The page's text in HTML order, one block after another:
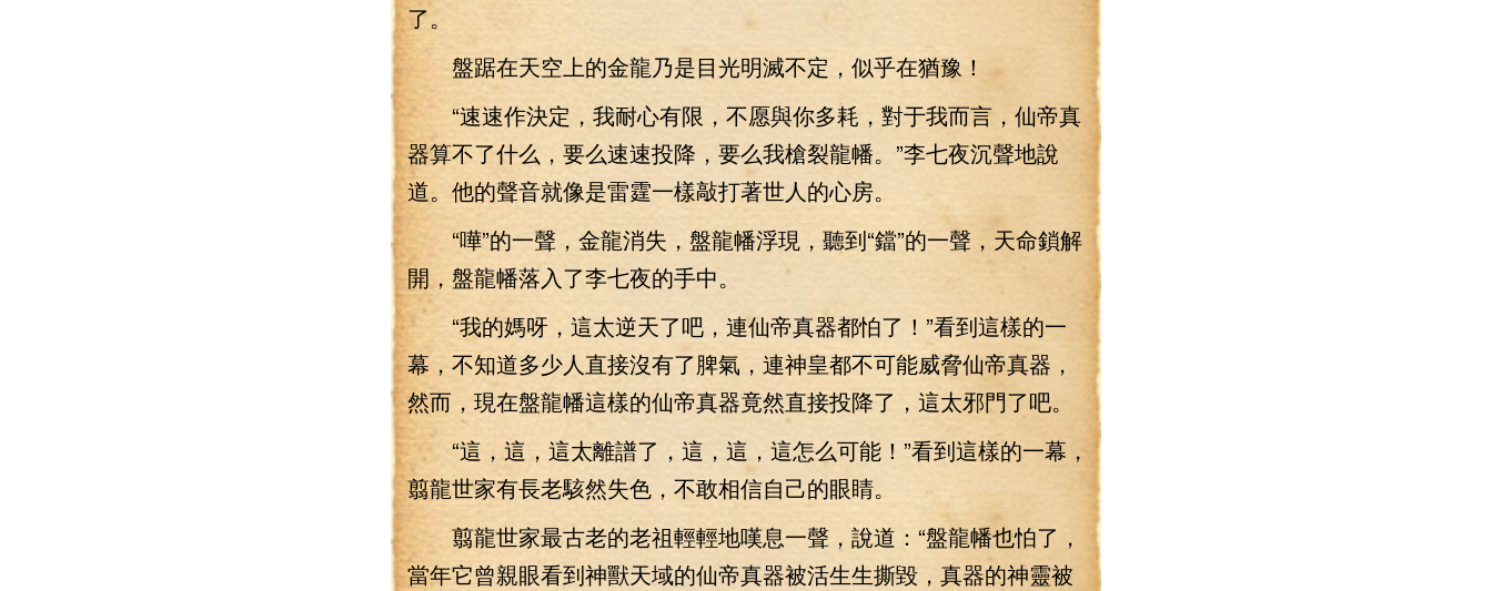
了。
盤踞在天空上的金龍乃是目光明滅不定，似乎在猶豫！
“速速作決定，我耐心有限，不愿與你多耗，對于我而言，仙帝真
器算不了什么，要么速速投降，要么我槍裂龍幡。”李七夜沉聲地說
道。他的聲音就像是雷霆一樣敲打著世人的心房。
“嘩”的一聲，金龍消失，盤龍幡浮現，聽到“鐺”的一聲，天命鎖解
開，盤龍幡落入了李七夜的手中。
“我的媽呀，這太逆天了吧，連仙帝真器都怕了！”看到這樣的一
幕，不知道多少人直接沒有了脾氣，連神皇都不可能威脅仙帝真器，
然而，現在盤龍幡這樣的仙帝真器竟然直接投降了，這太邪門了吧。
“這，這，這太離譜了，這，這，這怎么可能！”看到這樣的一幕，
翦龍世家有長老駭然失色，不敢相信自己的眼睛。
翦龍世家最古老的老祖輕輕地嘆息一聲，說道：“盤龍幡也怕了，
當年它曾親眼看到神獸天域的仙帝真器被活生生撕毀，真器的神靈被